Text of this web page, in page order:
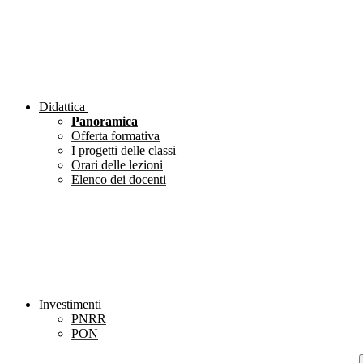
Didattica
Panoramica
Offerta formativa
I progetti delle classi
Orari delle lezioni
Elenco dei docenti
Investimenti
PNRR
PON